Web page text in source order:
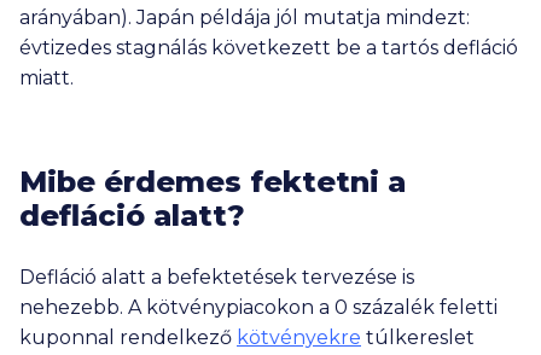
arányában). Japán példája jól mutatja mindezt:
évtizedes stagnálás következett be a tartós defláció
miatt.
Mibe érdemes fektetni a
defláció alatt?
Defláció alatt a befektetések tervezése is
nehezebb. A kötvénypiacokon a 0 százalék feletti
kuponnal rendelkező kötvényekre túlkereslet